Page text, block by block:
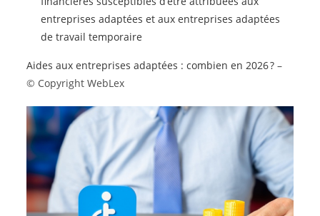
entreprises adaptées et aux entreprises adaptées
de travail temporaire
Aides aux entreprises adaptées : combien en 2026 ? –
© Copyright WebLex